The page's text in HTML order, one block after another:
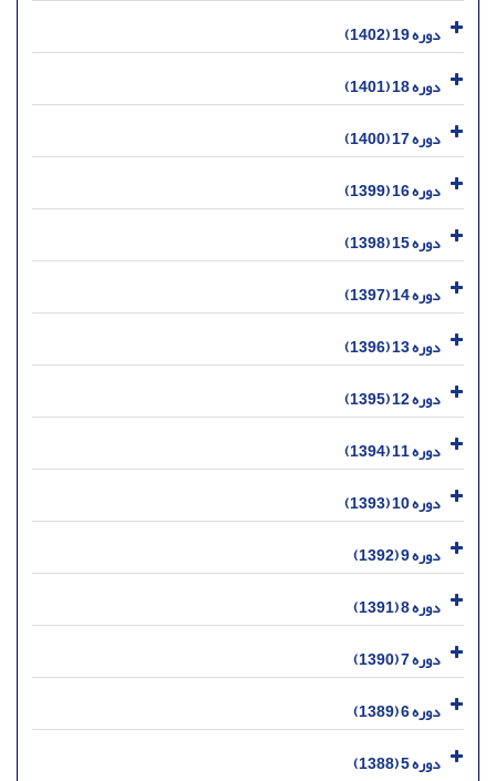
دوره 19 (1402)
دوره 18 (1401)
دوره 17 (1400)
دوره 16 (1399)
دوره 15 (1398)
دوره 14 (1397)
دوره 13 (1396)
دوره 12 (1395)
دوره 11 (1394)
دوره 10 (1393)
دوره 9 (1392)
دوره 8 (1391)
دوره 7 (1390)
دوره 6 (1389)
دوره 5 (1388)